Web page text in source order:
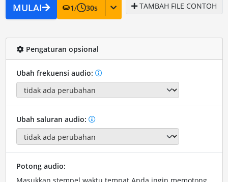
MULAI 1/ 30s TAMBAH FILE CONTOH
Pengaturan opsional
Ubah frekuensi audio:
Ubah saluran audio:
Potong audio: